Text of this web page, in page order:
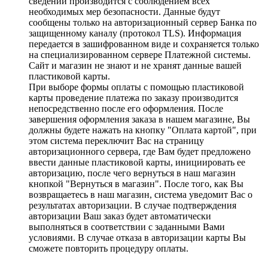
необходимых мер безопасности. Данные будут
сообщены только на авторизационный сервер Банка по
защищенному каналу (протокол TLS). Информация
передается в зашифрованном виде и сохраняется только
на специализированном сервере Платежной системы.
Сайт и магазин не знают и не хранят данные вашей
пластиковой карты.
При выборе формы оплаты с помощью пластиковой
карты проведение платежа по заказу производится
непосредственно после его оформления. После
завершения оформления заказа в нашем магазине, Вы
должны будете нажать на кнопку "Оплата картой", при
этом система переключит Вас на страницу
авторизационного сервера, где Вам будет предложено
ввести данные пластиковой карты, инициировать ее
авторизацию, после чего вернуться в наш магазин
кнопкой "Вернуться в магазин". После того, как Вы
возвращаетесь в наш магазин, система уведомит Вас о
результатах авторизации. В случае подтверждения
авторизации Ваш заказ будет автоматически
выполняться в соответствии с заданными Вами
условиями. В случае отказа в авторизации карты Вы
сможете повторить процедуру оплаты.